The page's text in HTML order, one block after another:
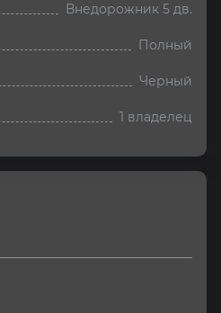
Внедорожник 5 дв.
Полный
Черный
1 владелец